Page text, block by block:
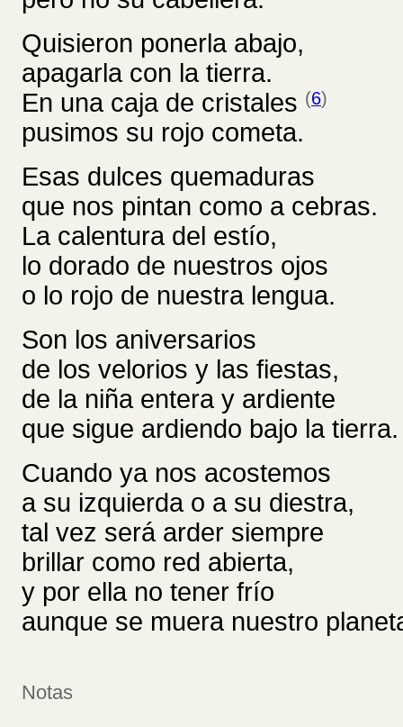
Quisieron ponerla abajo,
apagarla con la tierra.
En una caja de cristales (6)
pusimos su rojo cometa.
Esas dulces quemaduras
que nos pintan como a cebras.
La calentura del estío,
lo dorado de nuestros ojos
o lo rojo de nuestra lengua.
Son los aniversarios
de los velorios y las fiestas,
de la niña entera y ardiente
que sigue ardiendo bajo la tierra.
Cuando ya nos acostemos
a su izquierda o a su diestra,
tal vez será arder siempre
brillar como red abierta,
y por ella no tener frío
aunque se muera nuestro
Notas